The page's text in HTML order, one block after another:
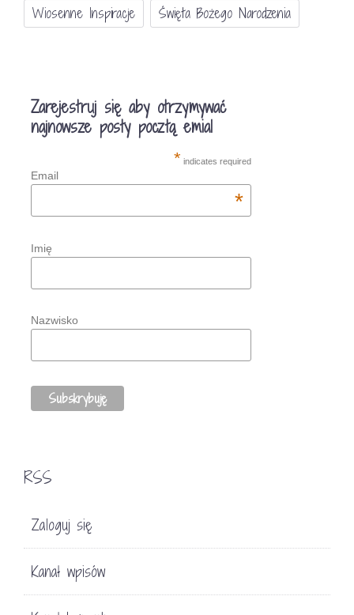
Wiosenne Inspiracje
Święta Bożego Narodzenia
Zarejestruj się aby otrzymywać
najnowsze posty pocztą emial
* indicates required
Email
*
Imię
Nazwisko
RSS
Zaloguj się
Kanał wpisów